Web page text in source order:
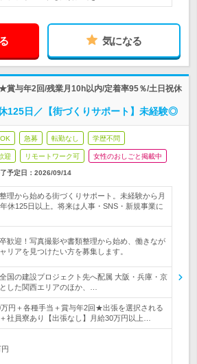
気になる
賞与年2回/残業月10h以内/定着率95％/土日祝休
125日／【街づくりサポート】未経験◎
急募 転勤なし 学歴不問
迎 リモートワーク可 女性のおしごと掲載中
予定日： 2026/09/14
理から始める街づくりサポート。未経験から月
休125日以上。将来は人事・SNS・新規事業に
歓迎！写真撮影や書類整理から始め、働きなが
リアを見つけたい方を募集します。
国の建設プロジェクト先へ配属 大阪・兵庫・京
した関西エリアのほか、…
円＋各種手当＋賞与年2回★出張を選択される
社員寮あり【出張なし】月給30万円以上…